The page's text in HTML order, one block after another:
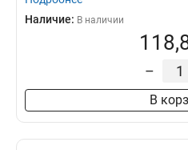
Наличие: В наличии
–
В